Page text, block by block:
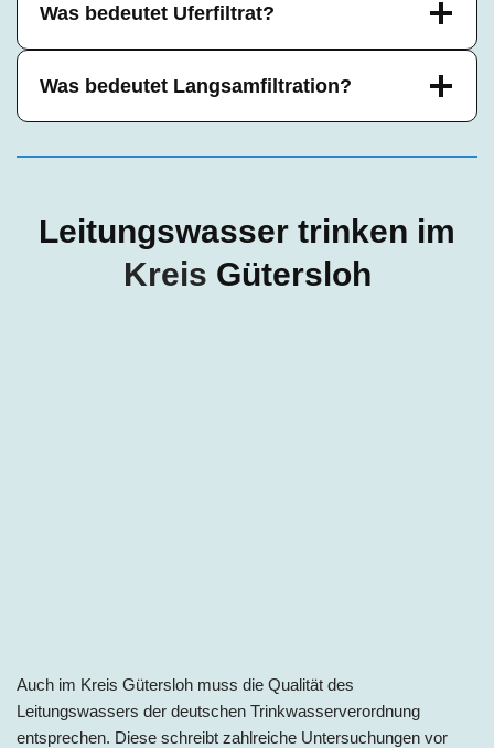
Was bedeutet Uferfiltrat?
Was bedeutet Langsamfiltration?
Leitungswasser trinken im
Kreis Gütersloh
Auch im Kreis Gütersloh muss die Qualität des
Leitungswassers der deutschen Trinkwasserverordnung
entsprechen. Diese schreibt zahlreiche Untersuchungen vor